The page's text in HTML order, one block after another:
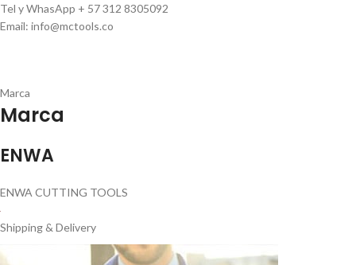
Tel y WhasApp + 57 312 8305092
Email: info@mctools.co
Marca
Marca
ENWA
ENWA CUTTING TOOLS
Shipping & Delivery